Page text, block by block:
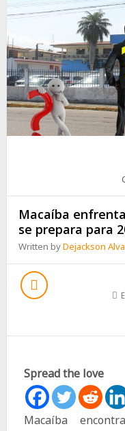
Macaíba
se prepara para
Written byDejackson
Spread the love
Macaíba